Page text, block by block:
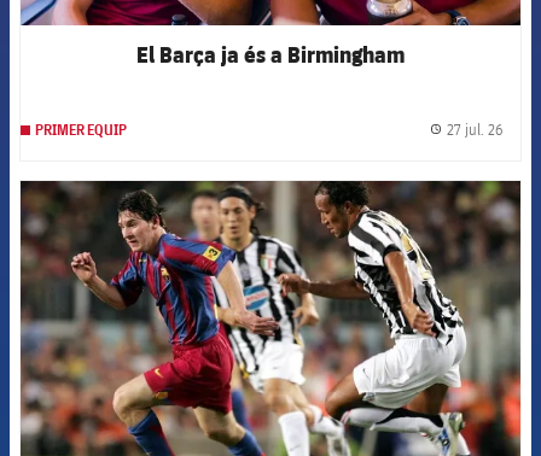
El Barça ja és a Birmingham
PRIMER EQUIP 27 jul. 26
FCB Barcelona badge